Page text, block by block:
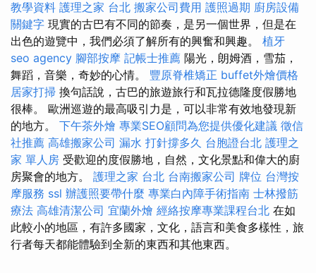
教學資料 護理之家 台北 搬家公司費用 護照過期 廚房設備
關鍵字 現實的古巴有不同的節奏，是另一個世界，但是在
出色的遊覽中，我們必須了解所有的興奮和興趣。 植牙
seo agency 腳部按摩 記帳士推薦 陽光，朗姆酒，雪茄，
舞蹈，音樂，奇妙的心情。 豐原脊椎矯正 buffet外燴價格
居家打掃 換句話說，古巴的旅遊旅行和瓦拉德隆度假勝地
很棒。 歐洲巡遊的最高吸引力是，可以非常有效地發現新
的地方。 下午茶外燴 專業SEO顧問為您提供優化建議 徵信
社推薦 高雄搬家公司 漏水 打針撐多久 台胞證台北 護理之
家 單人房 受歡迎的度假勝地，自然，文化景點和偉大的廚
房聚會的地方。 護理之家 台北 台南搬家公司 牌位 台灣按
摩服務 ssl 辦護照要帶什麼 專業白內障手術指南 士林撥筋
療法 高雄清潔公司 宜蘭外燴 經絡按摩專業課程台北 在如
此較小的地區，有許多國家，文化，語言和美食多樣性，旅
行者每天都能體驗到全新的東西和其他東西。